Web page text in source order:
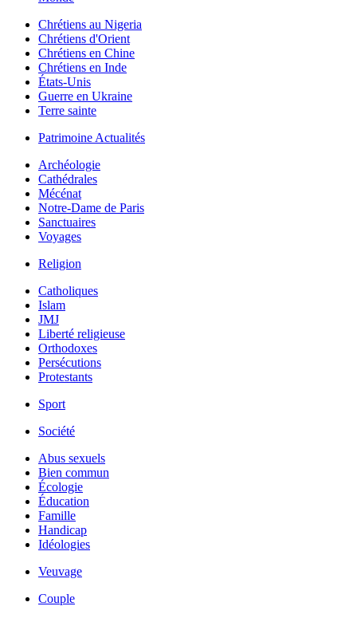
Chrétiens au Nigeria
Chrétiens d'Orient
Chrétiens en Chine
Chrétiens en Inde
États-Unis
Guerre en Ukraine
Terre sainte
Patrimoine Actualités
Archéologie
Cathédrales
Mécénat
Notre-Dame de Paris
Sanctuaires
Voyages
Religion
Catholiques
Islam
JMJ
Liberté religieuse
Orthodoxes
Persécutions
Protestants
Sport
Société
Abus sexuels
Bien commun
Écologie
Éducation
Famille
Handicap
Idéologies
Veuvage
Couple